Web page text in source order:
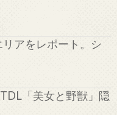
アをレポート。シ
「美女と野獣」隠